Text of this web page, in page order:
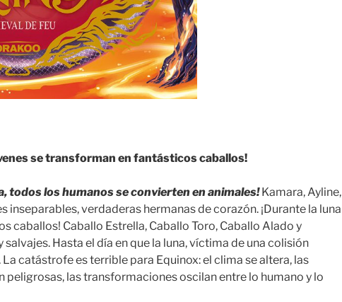
se transforman en fantásticos caballos!
todos los humanos se convierten en animales! Kamara, Ayline,
inseparables, verdaderas hermanas de corazón. ¡Durante la luna
caballos! Caballo Estrella, Caballo Toro, Caballo Alado y
salvajes. Hasta el día en que la luna, víctima de una colisión
La catástrofe es terrible para Equinox: el clima se altera, las
peligrosas, las transformaciones oscilan entre lo humano y lo